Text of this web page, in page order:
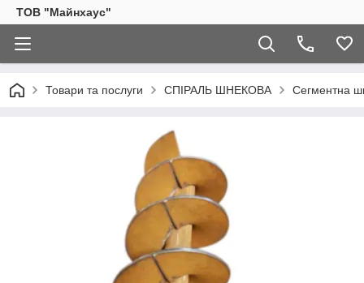
ТОВ "Майнхаус"
Товари та послуги СПІРАЛЬ ШНЕКОВА Сегментна